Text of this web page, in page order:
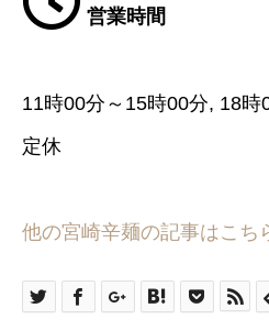
営業時間
11時00分～15時00分, 18
定休
他の宮崎辛麺の記事はこち